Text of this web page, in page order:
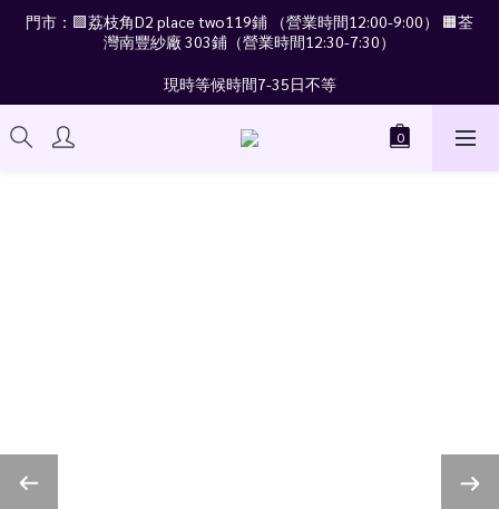
門市：🟪荔枝角D2 place two119鋪 （營業時間12:00-9:00） 🟧荃
灣南豐紗廠 303鋪（營業時間12:30-7:30）
現時等候時間7-35日不等